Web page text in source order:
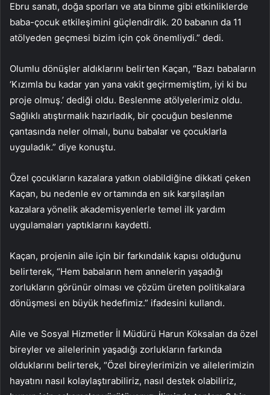
Ebru sanatı, doğa sporları ve ata binme gibi etkinliklerde
baba-çocuk etkileşimini güçlendirdik. 20 babanın da 11
atölyeden geçmesi bizim için çok önemliydi.” dedi.
Olumlu dönüşler aldıklarını belirten Kaçan, “Bazı babaların
‘Kızımla bu kadar yan yana vakit geçirmemiştim, iyi ki bu
proje olmuş.’ dediği oldu. Beslenme atölyelerimiz oldu.
Sağlıklı atıştırmalık hazırladık, bir çocuğun beslenme
çantasında neler olmalı, bunu babalar ve çocuklarla
uyguladık.” diye konuştu.
Özel çocukların kazalara yatkın olabildiğine dikkati çeken
Kaçan, bu nedenle ev ortamında en sık karşılaşılan
kazalara yönelik akademisyenlerle temel ilk yardım
uygulamaları yaptıklarını kaydetti.
Kaçan, projenin aile için bir farkındalık kapısı olduğunu
belirterek, “Hem babaların hem annelerin yaşadığı
zorlukların görünür olması ve çözüm üreten politikalara
dönüşmesi en büyük hedefimiz.” ifadesini kullandı.
Aile ve Sosyal Hizmetler İl Müdürü Harun Köksalan da özel
bireyler ve ailelerinin yaşadığı zorlukların farkında
olduklarını belirterek, “Özel bireylerimizin ve ailelerimizin
hayatını nasıl kolaylaştırabiliriz, nasıl destek olabiliriz,